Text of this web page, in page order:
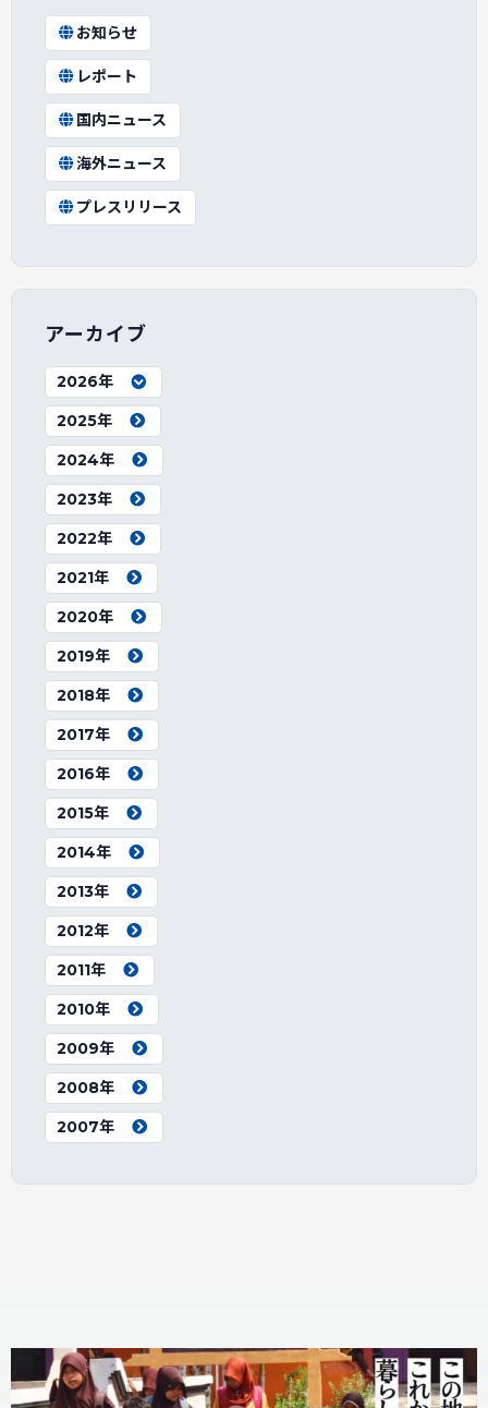
お知らせ
レポート
国内ニュース
海外ニュース
プレスリリース
アーカイブ
2026年
2025年
2024年
2023年
2022年
2021年
2020年
2019年
2018年
2017年
2016年
2015年
2014年
2013年
2012年
2011年
2010年
2009年
2008年
2007年